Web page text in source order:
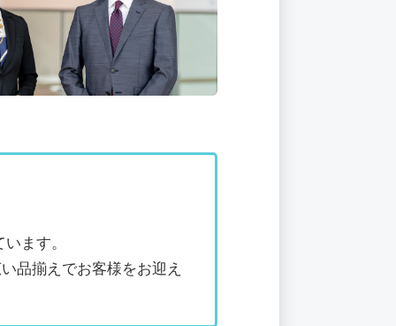
ます。
品揃えでお客様をお迎え